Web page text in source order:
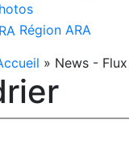
Région ARA
» News -